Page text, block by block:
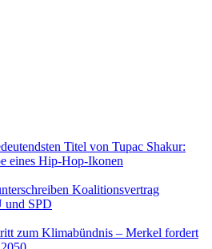
Titel von Tupac Shakur:
eines Hip-Hop-Ikonen
Koalitionsvertrag
und SPD
zum Klimabündnis – Merkel fordert